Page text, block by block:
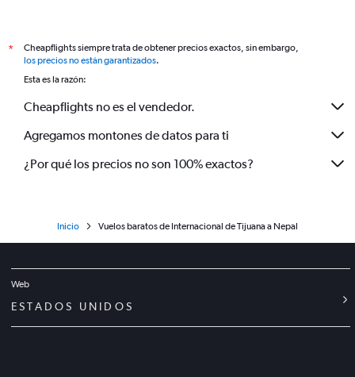
*
Cheapflights siempre trata de obtener precios exactos, sin embargo,
los precios no están garantizados.
Esta es la razón:
Cheapflights no es el vendedor.
Agregamos montones de datos para ti
¿Por qué los precios no son 100% exactos?
Inicio Vuelos baratos de Internacional de Tijuana a Nepal
Web
ESTADOS UNIDOS